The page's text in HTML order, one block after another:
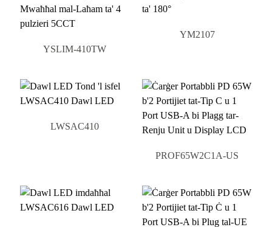
YSLIM-410TW
YM2107
LWSAC410
PROF65W2C1A-US